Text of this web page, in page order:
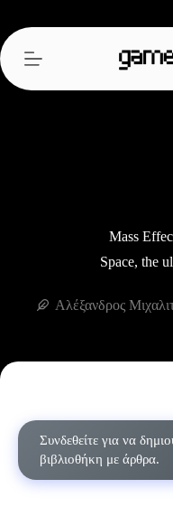
περιεχόμενο
Mass
Space, the
Αλέξανδρος
Συνδεθείτε για να
βιβλιοθήκη με άρθρα.